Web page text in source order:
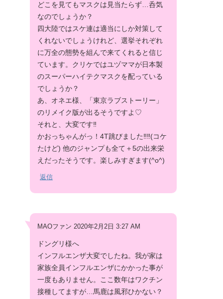
どこを見てもマスクは見当たらず…呑気
なのでしょうか？
四大陸ではスケ連は適当にしか対策して
くれないでしょうけれど、選挙それぞれ
に万全の態勢を組んで来てくれると信じ
ています。クリケではユヅママが日本製
のスーパーハイテクマスクを配っている
でしょうか？
あ、オネエ様、「東京ラブストーリー」
のリメイク版が出るそうですよ♡
それと、大変です‼︎
かおっちゃんがっ！4T跳びました‼︎‼︎(コケ
たけど) 他のジャンプも全て＋5の出来栄
えだったそうです。楽しみすぎます(^o^)
返信
MAOファン 2020年2月2日 3:27 AM
ドングリ様へ
インフルエンザ大変でしたね。我が家は
家族全員インフルエンザにかかった事が
一度もありません。ここ数年はワクチン
接種してますが…馬鹿は風邪ひかない？